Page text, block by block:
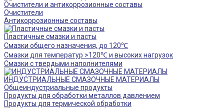
Очистители и антикоррозионные составы
Очистители
Антикоррозионные составы
Пластичные смазки и пасты
Смазки общего назначения, до 120℃
Смазки для температур >120℃ и высоких нагрузок
Смазки с твердыми наполнителями
ИНДУСТРИАЛЬНЫЕ СМАЗОЧНЫЕ МАТЕРИАЛЫ
Общеиндустриальные продукты
Продукты для обработки металлов давлением
Продукты для термической обработки